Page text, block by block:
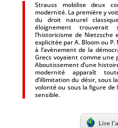
Strauss mobilise deux
modernité. La première y
du droit naturel
éloignement
l’historicisme de Nietzsche
explicitée par A. Bloom ou
à l’avènement de la
Grecs voyaient comme
Aboutissement d’une
modernité apparaît
d’illimitation du désir, sous
volonté ou sous la figure
sensible.
Lire